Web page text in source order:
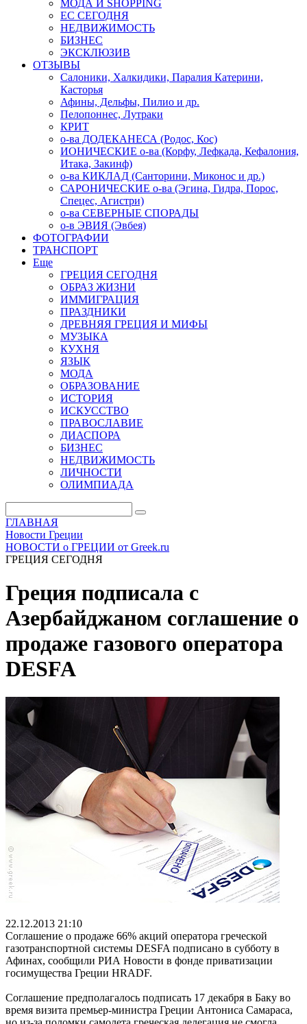
МОДА И SHOPPING
ЕС СЕГОДНЯ
НЕДВИЖИМОСТЬ
БИЗНЕС
ЭКСКЛЮЗИВ
ОТЗЫВЫ
Салоники, Халкидики, Паралия Катерини,
Касторья
Афины, Дельфы, Пилио и др.
Пелопоннес, Лутраки
КРИТ
о-ва ДОДЕКАНЕСА (Родос, Кос)
ИОНИЧЕСКИЕ о-ва (Корфу, Лефкада, Кефалония,
Итака, Закинф)
о-ва КИКЛАД (Санторини, Миконос и др.)
САРОНИЧЕСКИЕ о-ва (Эгина, Гидра, Порос,
Спецес, Агистри)
о-ва СЕВЕРНЫЕ СПОРАДЫ
о-в ЭВИЯ (Эвбея)
ФОТОГРАФИИ
ТРАНСПОРТ
Еще
ГРЕЦИЯ СЕГОДНЯ
ОБРАЗ ЖИЗНИ
ИММИГРАЦИЯ
ПРАЗДНИКИ
ДРЕВНЯЯ ГРЕЦИЯ И МИФЫ
МУЗЫКА
КУХНЯ
ЯЗЫК
МОДА
ОБРАЗОВАНИЕ
ИСТОРИЯ
ИСКУССТВО
ПРАВОСЛАВИЕ
ДИАСПОРА
БИЗНЕС
НЕДВИЖИМОСТЬ
ЛИЧНОСТИ
ОЛИМПИАДА
ГЛАВНАЯ
Новости Греции
НОВОСТИ о ГРЕЦИИ от Greek.ru
ГРЕЦИЯ СЕГОДНЯ
Греция подписала с
Азербайджаном соглашение о
продаже газового оператора
DESFA
22.12.2013 21:10
Соглашение о продаже 66% акций оператора греческой
газотранспортной системы DESFA подписано в субботу в
Афинах, сообщили РИА Новости в фонде приватизации
госимущества Греции HRADF.
Соглашение предполагалось подписать 17 декабря в Баку во
время визита премьер-министра Греции Антониса Самараса,